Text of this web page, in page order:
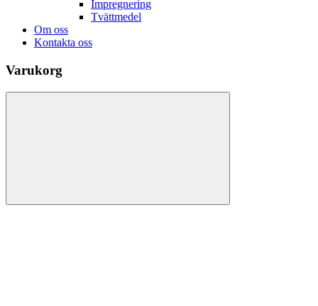
Impregnering
Tvättmedel
Om oss
Kontakta oss
Varukorg